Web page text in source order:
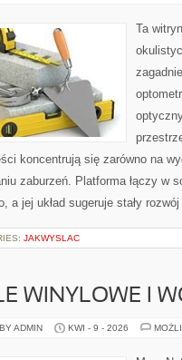
Ta
koncentrują się zarówno na
zaburzeń. Platforma łączy w
a jej układ sugeruje stały
JAKWYSLAC
WINYLOWE I
ADMIN KWI - 9 - 2026